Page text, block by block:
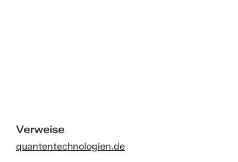
Verweise
quantentechnologien.de